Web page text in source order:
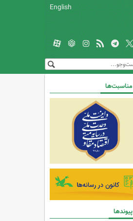
English
مناسبت‌ها
پیوندها